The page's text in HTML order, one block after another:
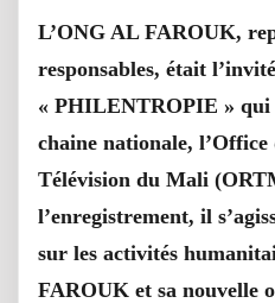
L’ONG AL FAROUK,
responsables, était
« PHILENTROPIE » qui
chaine nationale, l’Office
Télévision du Mali
l’enregistrement, il
sur les activités
FAROUK et sa nouvelle